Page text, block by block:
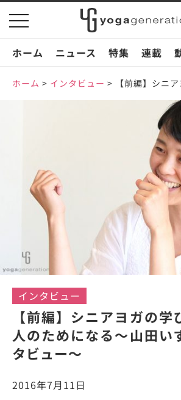
toggle
navigation
ホーム
ニュース 特集 連載
ホーム > インタビュー > 【前編】シニ
インタビュー
【前編】シニアヨガの学
人のためになる～山田い
タビュー〜
2016年7月11日